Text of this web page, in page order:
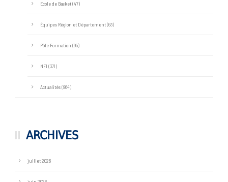
Ecole de Basket(47)
Équipes Région et Département(63)
Pôle Formation (95)
NF1 (371)
Actualités(964)
ARCHIVES
juillet 2026